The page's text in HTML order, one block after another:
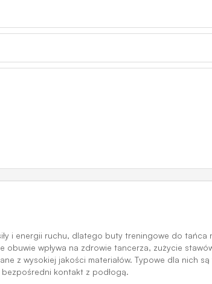
i energii ruchu, dlatego buty treningowe do
obuwie wpływa na zdrowie tancerza, zużycie
z wysokiej jakości materiałów. Typowe dla nich
kontakt z podłogą.